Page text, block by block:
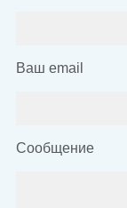
Ваш email
Сообщение